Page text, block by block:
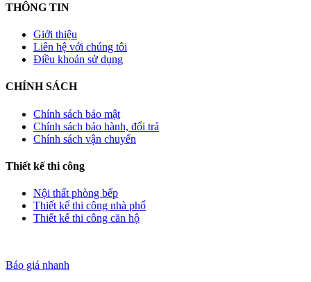
THÔNG TIN
Giới thiệu
Liên hệ với chúng tôi
Điều khoản sử dụng
CHÍNH SÁCH
Chính sách bảo mật
Chính sách bảo hành, đổi trả
Chính sách vận chuyển
Thiết kế thi công
Nội thất phòng bếp
Thiết kế thi công nhà phố
Thiết kế thi công căn hộ
Báo giá nhanh